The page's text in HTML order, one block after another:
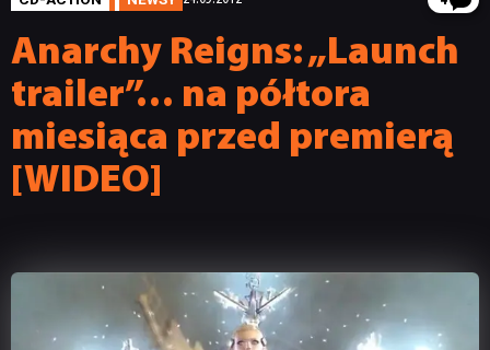
Anarchy Reigns: „Launch
trailer”… na półtora
miesiąca przed premierą
[WIDEO]